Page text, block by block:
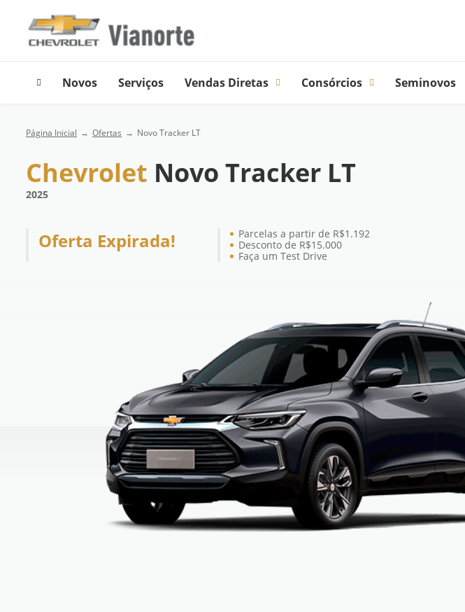
Novos Serviços Vendas Diretas Consórcios Seminovos
Página Inicial Ofertas Novo Tracker LT
Chevrolet Novo Tracker LT
2025
Oferta Expirada!
Parcelas a partir de R$1.192
Desconto de R$15.000
Faça um Test Drive